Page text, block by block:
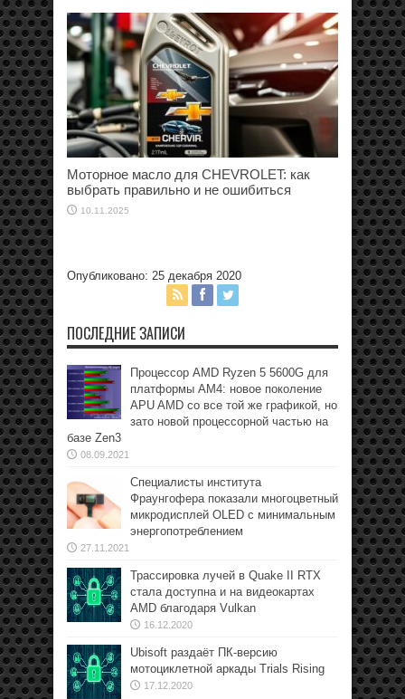
Моторное масло для CHEVROLET: как
выбрать правильно и не ошибиться
10.11.2025
Опубликовано: 25 декабря 2020
ПОСЛЕДНИЕ ЗАПИСИ
Процессор AMD Ryzen 5 5600G для
платформы АМ4: новое поколение
APU AMD со все той же графикой, но
зато новой процессорной частью на
базе Zen3
08.09.2021
Специалисты института
Фраунгофера показали многоцветный
микродисплей OLED с минимальным
энергопотреблением
27.11.2021
Трассировка лучей в Quake II RTX
стала доступна и на видеокартах
AMD благодаря Vulkan
16.12.2020
Ubisoft раздаёт ПК-версию
мотоциклетной аркады Trials Rising
17.12.2020